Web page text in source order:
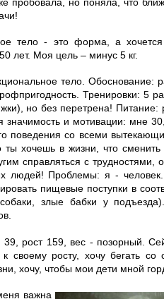
тело - это форма, а хочется
лет. Моя цель – минус 5 кг.
тело. Обоснование:
Тренировки: 5
но без перетрена!
и мотивации: мне
со всеми
ты хочешь в жизни, что
справляться с
людей! Проблемы: я -
пищевые поступки в
злые бабки у
рост 159, вес - позорный.
к своему росту, хочу бегать
хочу, чтобы мои дети мной
важна